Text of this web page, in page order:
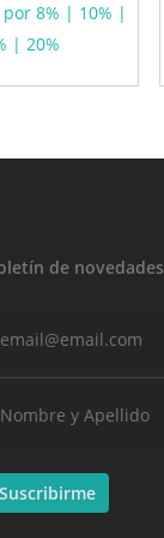
por 8% | 10% |
| 20%
de novedades